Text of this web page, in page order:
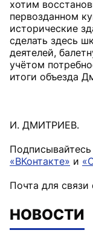
хотим
первозданном
исторические
сделать здесь
деятелей,
учётом
итоги объезда
И. ДМИТРИЕВ.
«ВКонтакте» и
Почта для связи
НОВОСТИ